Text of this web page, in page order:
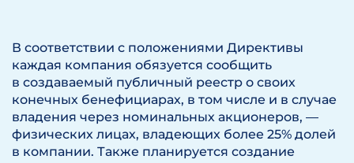
В соответствии с положениями Директивы
каждая компания обязуется сообщить
в создаваемый публичный реестр о своих
конечных бенефициарах, в том числе и в случае
владения через номинальных акционеров, —
физических лицах, владеющих более 25% долей
в компании. Также планируется создание